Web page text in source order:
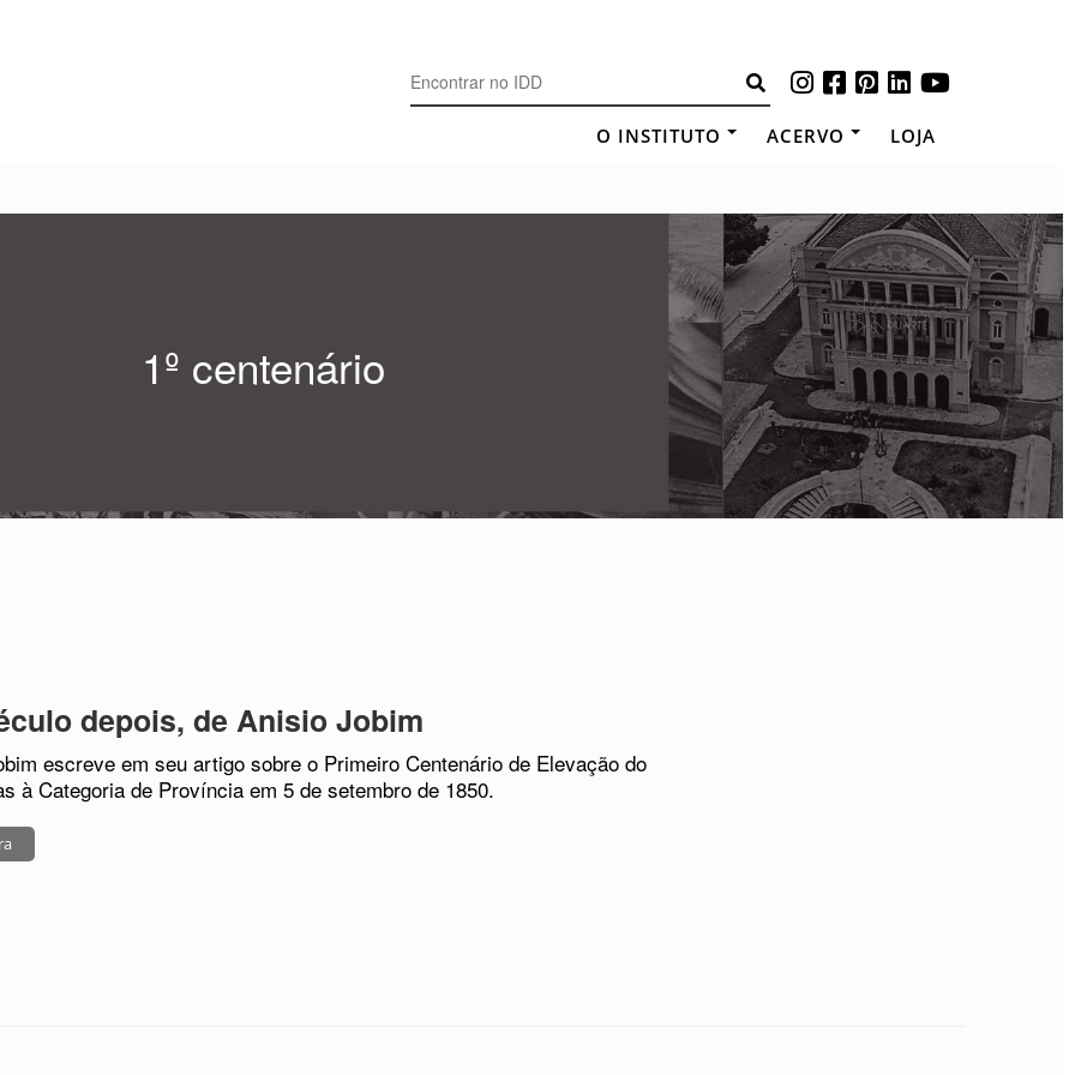
O INSTITUTO ACERVO LOJA
1º centenário
depois, de Anisio Jobim
escreve em seu artigo sobre o Primeiro Centenário de Elevação do
à Categoria de Província em 5 de setembro de 1850.